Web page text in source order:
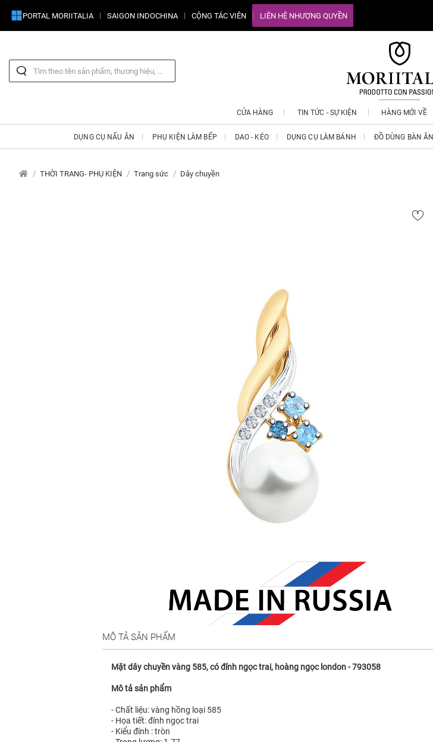
PORTAL MORIITALIA SAIGON INDOCHINA CỘNG TÁC VIÊN LIÊN HỆ NHƯỢNG QUYỀN
CỬA HÀNG TIN TỨC - SỰ KIỆN HÀNG MỚI VỀ
DỤNG CỤ NẤU ĂN PHỤ KIỆN LÀM BẾP DAO - KÉO DỤNG CỤ LÀM BÁNH ĐỒ DÙNG BÀN ĂN
THỜI TRANG- PHỤ KIỆN Trang sức Dây chuyền
MÔ TẢ SẢN PHẨM
Mặt dây chuyền vàng 585, có đính ngọc trai, hoàng ngọc london - 793058
Mô tả sản phẩm
- Chất liệu: vàng hồng loại 585
- Họa tiết: đính ngọc trai
- Kiểu đính : tròn